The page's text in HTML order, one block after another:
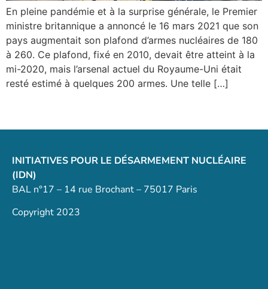
En pleine pandémie et à la surprise générale, le Premier
ministre britannique a annoncé le 16 mars 2021 que son
pays augmentait son plafond d’armes nucléaires de 180
à 260. Ce plafond, fixé en 2010, devait être atteint à la
mi-2020, mais l’arsenal actuel du Royaume-Uni était
resté estimé à quelques 200 armes. Une telle […]
INITIATIVES POUR LE DÉSARMEMENT NUCLÉAIRE
(IDN)
BAL n°17 – 14 rue Brochant – 75017 Paris
Copyright 2023